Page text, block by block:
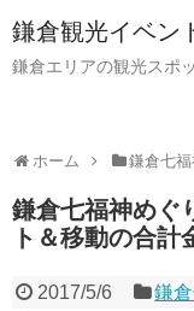
鎌倉観光イベン
鎌倉エリアの観光スポ
ホーム 鎌倉七福
鎌倉七福神めぐ
ト＆移動の合計
2017/5/6 鎌